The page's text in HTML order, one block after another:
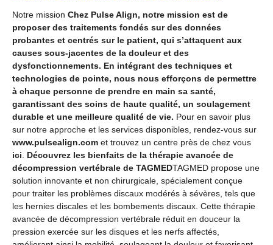
Notre mission Chez Pulse Align, notre mission est de
proposer des traitements fondés sur des données
probantes et centrés sur le patient, qui s’attaquent aux
causes sous-jacentes de la douleur et des
dysfonctionnements. En intégrant des techniques et
technologies de pointe, nous nous efforçons de permettre
à chaque personne de prendre en main sa santé,
garantissant des soins de haute qualité, un soulagement
durable et une meilleure qualité de vie. Pour en savoir plus
sur notre approche et les services disponibles, rendez-vous sur
www.pulsealign.com et trouvez un centre près de chez vous
ici
Découvrez les bienfaits de la thérapie avancée de
décompression vertébrale de TAGMEDTAGMED propose une
solution innovante et non chirurgicale, spécialement conçue
pour traiter les problèmes discaux modérés à sévères, tels que
les hernies discales et les bombements discaux. Cette thérapie
avancée de décompression vertébrale réduit en douceur la
pression exercée sur les disques et les nerfs affectés,